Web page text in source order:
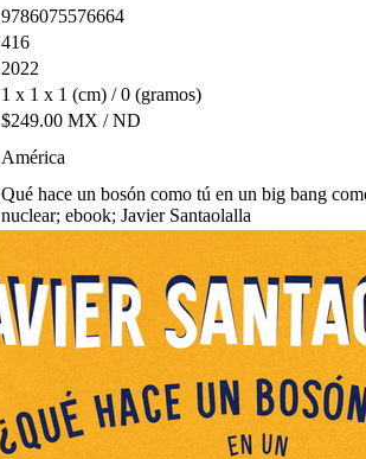
9786075576664
416
2022
1 x 1 x 1 (cm) / 0 (gramos)
$249.00 MX / ND
América
Qué hace un bosón como tú en un big bang
nuclear; ebook; Javier Santaolalla